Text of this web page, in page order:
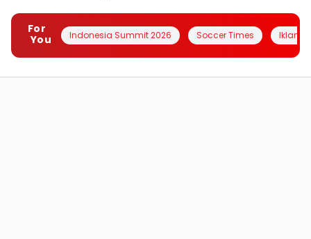
For
You
Indonesia Summit 2026 Soccer Times Iklanin